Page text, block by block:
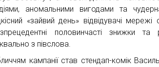
аномальними вигодами та
«зайвий день» відвідувачі
половинчасті знижки
з півслова.
кампанії став стендап-комік